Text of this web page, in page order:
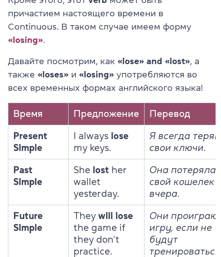
причастием настоящего времени в
Continuous. В таком случае имеем форму
«losing».
Давайте посмотрим, как «lose» and «lost», а
также «loses» и «losing» употребляются во
всех временных формах английского языка!
Время Предложение Перевод
Present
Simple
I always lose
my keys.
Я всегда
свои ключи.
Past
Simple
She lost her
wallet
yesterday.
Она потеряла
свой кошелек
вчера.
Future
Simple
They will lose
the game if
they don’t
practice.
Они
игру, если не
будут